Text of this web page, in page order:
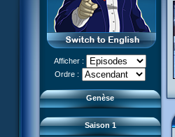
Afficher :
Ordre :
Genèse
Le réveil de XANA (Partie 1)
Le réveil de XANA (Partie 2)
Saison 1